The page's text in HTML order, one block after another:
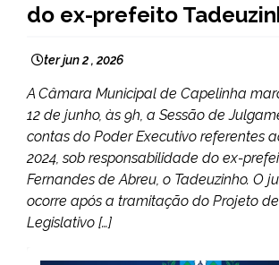
do ex-prefeito
ter jun 2 , 2026
A Câmara Municipal de Capelinha
12 de junho, às 9h, a Sessão de
contas do Poder Executivo referentes
2024, sob responsabilidade do ex-
Fernandes de Abreu, o Tadeuzinho. O
ocorre após a tramitação do Projeto
Legislativo […]